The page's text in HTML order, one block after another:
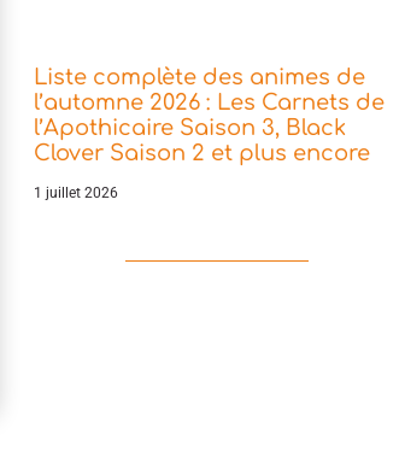
Liste complète des animes de
l’automne 2026 : Les Carnets de
l’Apothicaire Saison 3, Black
Clover Saison 2 et plus encore
1 juillet 2026